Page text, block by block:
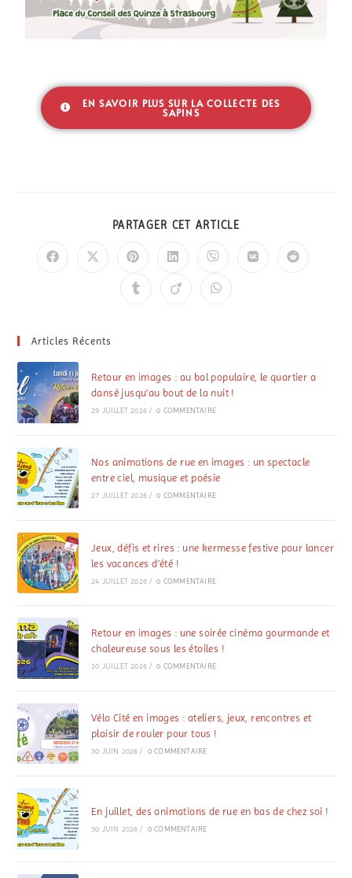
EN SAVOIR PLUS SUR LA COLLECTE DES
SAPINS
PARTAGER CET ARTICLE
Articles Récents
Retour en images : au bal populaire, le quartier a
dansé jusqu’au bout de la nuit !
29 JUILLET 2026 / 0 COMMENTAIRE
Nos animations de rue en images : un spectacle
entre ciel, musique et poésie
27 JUILLET 2026 / 0 COMMENTAIRE
Jeux, défis et rires : une kermesse festive pour lancer
les vacances d’été !
24 JUILLET 2026 / 0 COMMENTAIRE
Retour en images : une soirée cinéma gourmande et
chaleureuse sous les étoiles !
10 JUILLET 2026 / 0 COMMENTAIRE
Vélo Cité en images : ateliers, jeux, rencontres et
plaisir de rouler pour tous !
30 JUIN 2026 / 0 COMMENTAIRE
En juillet, des animations de rue en bas de chez soi !
30 JUIN 2026 / 0 COMMENTAIRE